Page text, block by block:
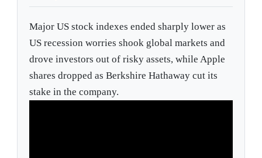
Major US stock indexes ended sharply lower as
US recession worries shook global markets and
drove investors out of risky assets, while Apple
shares dropped as Berkshire Hathaway cut its
stake in the company.